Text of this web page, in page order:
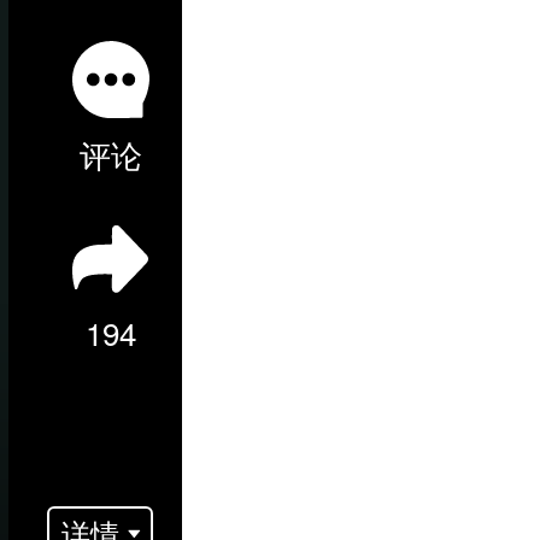
评论
194